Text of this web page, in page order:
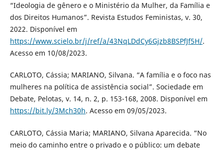
“Ideologia de gênero e o Ministério da Mulher, da Família e
dos Direitos Humanos”. Revista Estudos Feministas, v. 30,
2022. Disponível em
https://www.scielo.br/j/ref/a/43NqLDdCy6Gjzb8BSPfJf5H/.
Acesso em 10/08/2023.
CARLOTO, Cássia; MARIANO, Silvana. “A família e o foco nas
mulheres na política de assistência social”. Sociedade em
Debate, Pelotas, v. 14, n. 2, p. 153-168, 2008. Disponível em
https://bit.ly/3Mch30h. Acesso em 09/05/2023.
CARLOTO, Cássia Maria; MARIANO, Silvana Aparecida. “No
meio do caminho entre o privado e o público: um debate